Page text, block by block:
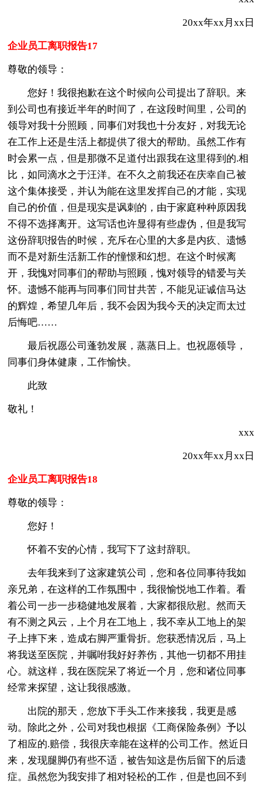
20xx年xx月xx日
企业员工离职报告17
尊敬的领导：
您好！我很抱歉在这个时候向公司提出了辞职。来
到公司也有接近半年的时间了，在这段时间里，公司的
领导对我十分照顾，同事们对我也十分友好，对我无论
在工作上还是生活上都提供了很大的帮助。虽然工作有
时会累一点，但是那微不足道付出跟我在这里得到的.相
比，如同滴水之于汪洋。在不久之前我还在庆幸自己被
这个集体接受，并认为能在这里发挥自己的才能，实现
自己的价值，但是现实是讽刺的，由于家庭种种原因我
不得不选择离开。这写话也许显得有些虚伪，但是我写
这份辞职报告的时候，充斥在心里的大多是内疚、遗憾
而不是对新生活新工作的憧憬和幻想。在这个时候离
开，我愧对同事们的帮助与照顾，愧对领导的错爱与关
怀。遗憾不能再与同事们同甘共苦，不能见证诚信马达
的辉煌，希望几年后，我不会因为我今天的决定而太过
后悔吧……
最后祝愿公司蓬勃发展，蒸蒸日上。也祝愿领导，
同事们身体健康，工作愉快。
此致
敬礼！
xxx
20xx年xx月xx日
企业员工离职报告18
尊敬的领导：
您好！
怀着不安的心情，我写下了这封辞职。
去年我来到了这家建筑公司，您和各位同事待我如
亲兄弟，在这样的工作氛围中，我很愉悦地工作着。看
着公司一步一步稳健地发展着，大家都很欣慰。然而天
有不测之风云，上个月在工地上，我不幸从工地上的架
子上摔下来，造成右脚严重骨折。您获悉情况后，马上
将我送至医院，并嘱咐我好好养伤，其他一切都不用挂
心。就这样，我在医院呆了将近一个月，您和诸位同事
经常来探望，这让我很感激。
出院的那天，您放下手头工作来接我，我更是感
动。除此之外，公司对我也根据《工商保险条例》予以
了相应的.赔偿，我很庆幸能在这样的公司工作。然近日
来，发现腿脚仍有些不适，被告知这是伤后留下的后遗
症。虽然您为我安排了相对轻松的工作，但是也回不到